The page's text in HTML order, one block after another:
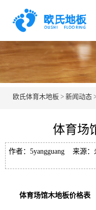
欧氏体育木地板 > 新闻动态
体育场
作者：5yangguang 来源
体育场馆木地板价格表